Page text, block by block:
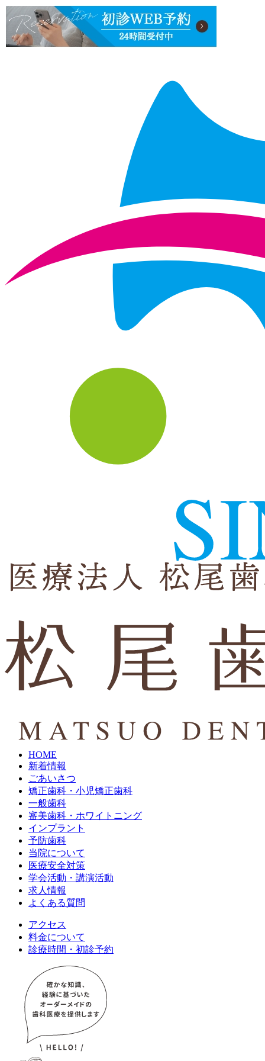
HOME
新着情報
ごあいさつ
矯正歯科・小児矯正歯科
一般歯科
審美歯科・ホワイトニング
インプラント
予防歯科
当院について
医療安全対策
学会活動・講演活動
求人情報
よくある質問
アクセス
料金について
診療時間・初診予約